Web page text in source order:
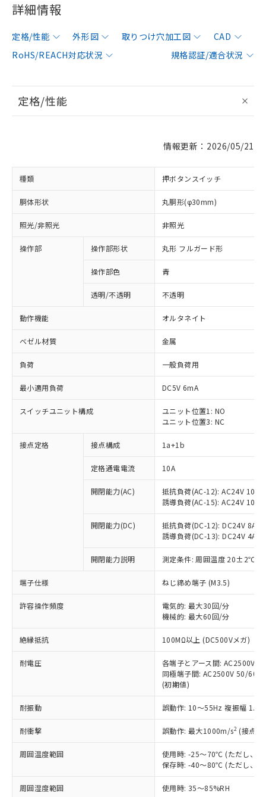
詳細情報
定格/性能 外形図 取りつけ穴加工図
CAD
RoHS/REACH対応状況
規格認証/適合状況
定格/性能
情報更新：2026/05/21
種類 押ボタンスイッチ
胴体形状 丸胴形(φ30mm)
照光/非照光 非照光
操作部 操作部形状 丸形 フルガード形
操作部色 青
透明/不透明 不透明
動作機能 オルタネイト
ベゼル材質 金属
負荷 一般負荷用
最小適用負荷 DC5V 6mA
スイッチユニット構成
ユニット位置1: NO
ユニット位置3: NC
接点定格 接点構成 1a+1b
定格通電電流 10A
開閉能力(AC)
抵抗負荷(AC-12): AC24V 10A/
誘導負荷(AC-15): AC24V
開閉能力(DC)
抵抗負荷(DC-12): DC24V 8A/
誘導負荷(DC-13): DC24V 4A/
開閉能力説明 測定条件: 周囲温度 20±2℃、
端子仕様 ねじ締め端子 (M3.5)
許容操作頻度
電気的: 最大30回/分
機械的: 最大60回/分
絶縁抵抗 100MΩ以上 (DC500Vメガ)
耐電圧
各端子とアース間: AC2500V
同極端子間: AC2500V 50/
(初期値)
耐振動 誤動作: 10～55Hz 複振幅
耐衝撃 誤動作: 最大1000m/s2 (接点
周囲温度範囲
使用時: -25～70℃ (ただし、氷
保存時: -40～80℃ (ただし、氷
周囲湿度範囲 使用時: 35～85%RH
ご利用条件
以下の条件をお読みいただき、同意のうえ
本サービスは、当社制御機器事業取扱
商品の当社在庫状況および標準価格
(税抜)を提供させていただくもので
当社制御機器事業取扱商品の中には、
ことをご了承ください。
在庫状況および標準価格照会結果は、
記載している更新日時点での社内デー
タに基づき作成されるものであり、閲
覧された時点での実際の在庫および標
準価格とは異なる場合があることをご
対応済み：EU RoHS指令（10物質）の
非含有に対応した製品が提供可能な商品で
対応予定：EU RoHS指令（10物質）の非含
有に対応した製品に切り替える予定のある
対応予定なし：EU RoHS指令（10物質）の
非含有に非対応の商品で、対応品を出す予
定はありません。
調査・確認中：EU RoHS指令（10物質）の
非含有の対応状況を調査中または確認中の
非該当品：ライセンス料など無形物で、有
害物質有無と関係のない商品です。
仕入先様の事情により、非含有部品として
いたものが、含有品と判明した場合などや
むを得ず変更することがあります。
*EU RoHS指令（10物質）：
鉛(Pb) 1000ppm以下、 水銀(Hg) 1000ppm以下、 カド
六価クロム(Cr(Ⅵ)) 1000ppm以下、ポリ臭化ビフェニル
「○」：最大均質材料含有率が中国RoHSの
基準値以下であることを示します。
「×」：最大均質材料含有率が中国RoHSの
基準値を超えていることを示します。
「－」：未確認です。当社販売部門へお問
*中国RoHS10物質の基準値 (GB/T26572)：
Pb(鉛) :1000ppm、 Hg(水銀) : 1000ppm、 Cd(カドミウ
ム) : 100ppm、
当社は、これら貴社製品のうち、外国
為替および外国貿易法に定める商品
（以下｢規制貨物等」という）を輸出
または国外への提供する場合は、日本
国政府の輸出許可(または役務取引許
可)を取得するなどの必要な手続きを